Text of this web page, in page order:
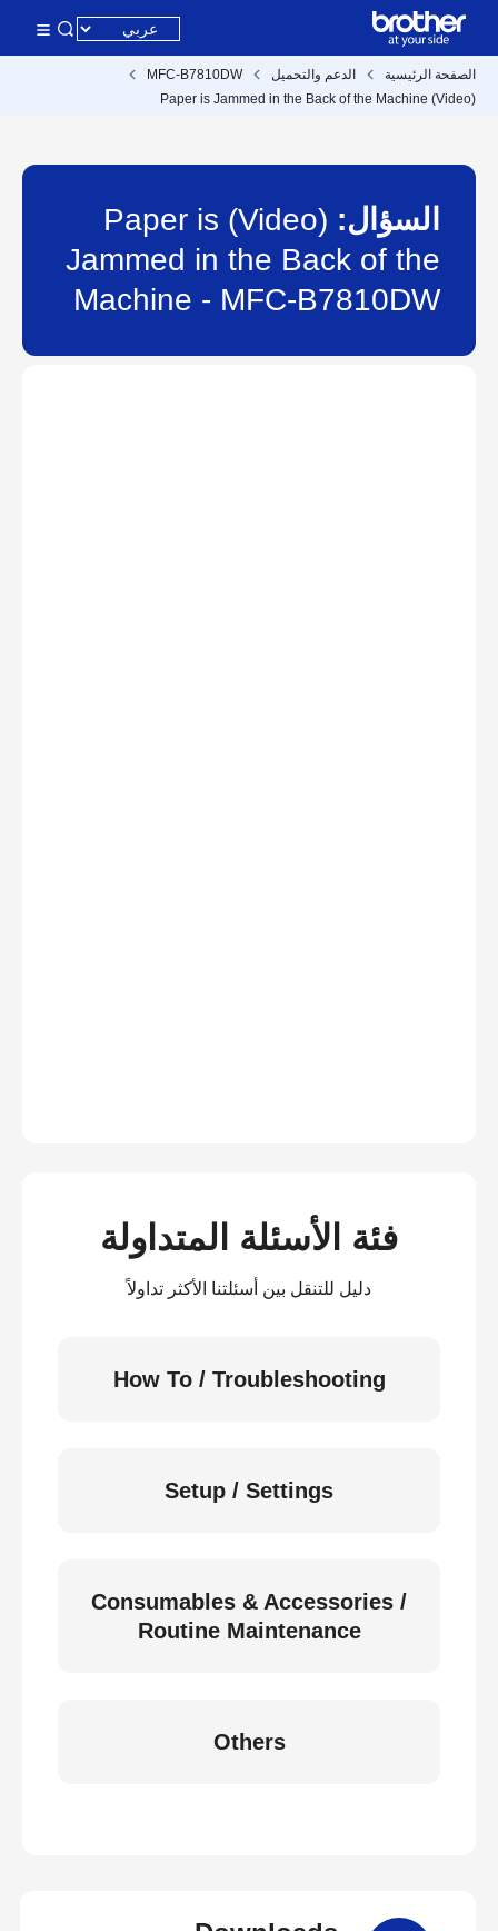
الصفحة الرئيسية الدعم والتحميل
MFC-B7810DW
السؤال:
(Video) Paper is
Jammed in the Back of the
Machine - MFC-B7810DW
فئة الأسئلة المتداولة
دليل للتنقل بين أسئلتنا الأكثر تداولاً
How To / Troubleshooting
Setup / Settings
Consumables & Accessories /
Routine Maintenance
Others